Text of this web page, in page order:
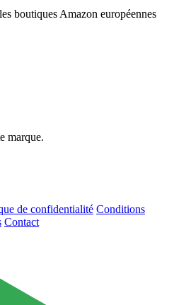
boutiques Amazon européennes
marque.
de confidentialité Conditions
Contact